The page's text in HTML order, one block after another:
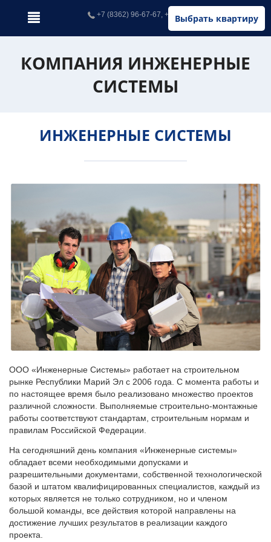
Выбрать квартиру
+7 (8362) 96-67-67, +7 (902) 326-67-67
КОМПАНИЯ ИНЖЕНЕРНЫЕ
СИСТЕМЫ
ИНЖЕНЕРНЫЕ СИСТЕМЫ
ООО «Инженерные Системы» работает на строительном
рынке Республики Марий Эл с 2006 года. С момента работы и
по настоящее время было реализовано множество проектов
различной сложности. Выполняемые строительно-монтажные
работы соответствуют стандартам, строительным нормам и
правилам Российской Федерации.
На сегодняшний день компания «Инженерные системы»
обладает всеми необходимыми допусками и
разрешительными документами, собственной технологической
базой и штатом квалифицированных специалистов, каждый из
которых является не только сотрудником, но и членом
большой команды, все действия которой направлены на
достижение лучших результатов в реализации каждого
проекта.